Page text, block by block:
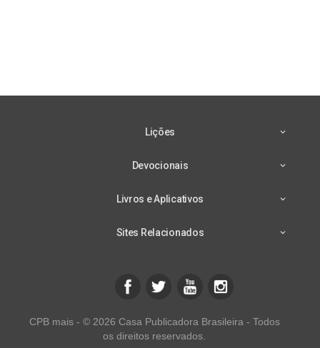
Lições
Devocionais
Livros e Aplicativos
Sites Relacionados
CPB mais - © 2026 Casa Publicadora Brasileira - Todos
os direitos reservados.